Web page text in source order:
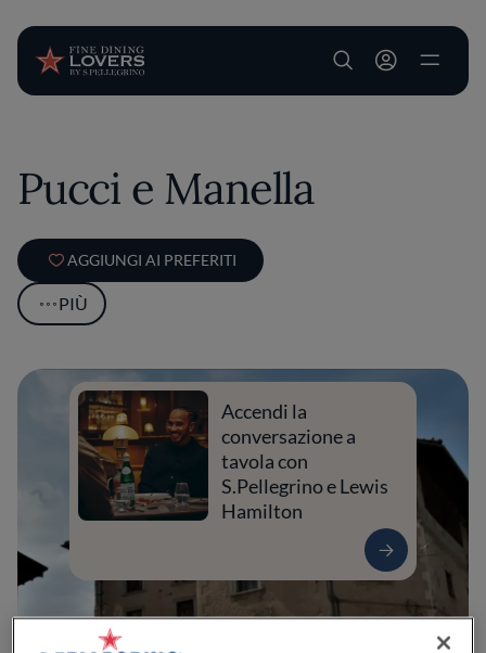
User account
Pucci e Manella
AGGIUNGI AI PREFERITI
PIÙ
Accendi la
conversazione a
tavola con
S.Pellegrino e Lewis
Hamilton